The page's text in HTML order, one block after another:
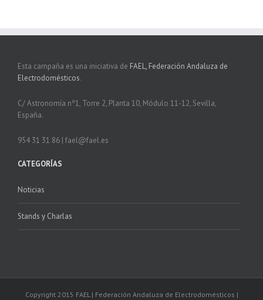
Esta campaña es una iniciativa de FAEL, Federación Andaluza de
Electrodomésticos.
C/ Astronomía nº1, Torre 2, Planta 10, Módulo 11-12, Sevilla,
España.
954 31 31 86 | fael@fael.es
CATEGORÍAS
Noticias
Stands y Charlas
Copyright 2015 FAEL | Federación Andaluza de Electrodomésticos |